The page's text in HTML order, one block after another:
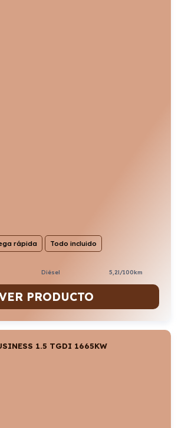
rápida Todo incluido
Diésel 5,2l/100km
PRODUCTO
1.5 TGDI 1665KW